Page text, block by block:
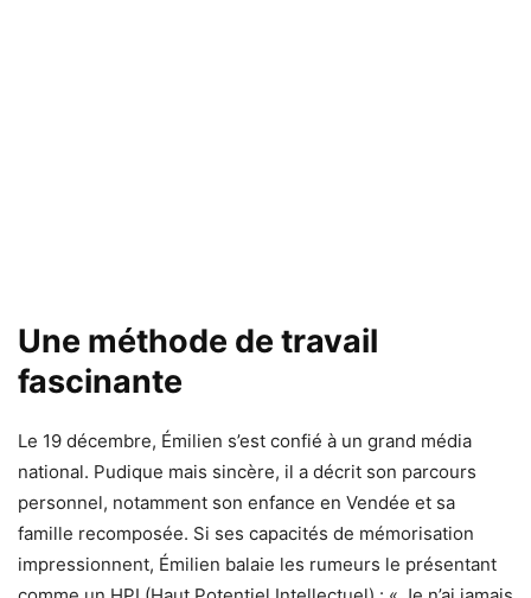
Une méthode de travail
fascinante
Le 19 décembre, Émilien s’est confié à un grand média
national. Pudique mais sincère, il a décrit son parcours
personnel, notamment son enfance en Vendée et sa
famille recomposée. Si ses capacités de mémorisation
impressionnent, Émilien balaie les rumeurs le présentant